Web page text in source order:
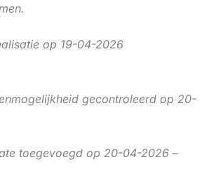
op 19-04-2026
gecontroleerd op 20-
toegevoegd op 20-04-2026 –